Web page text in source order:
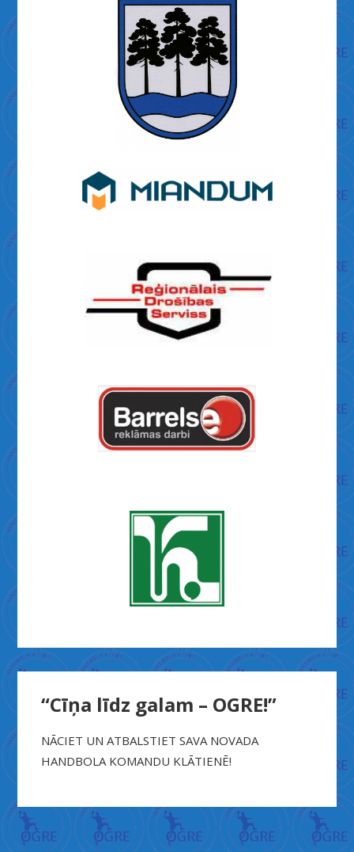
“Cīņa līdz galam – OGRE!”
NĀCIET UN ATBALSTIET SAVA NOVADA
HANDBOLA KOMANDU KLĀTIENĒ!
X